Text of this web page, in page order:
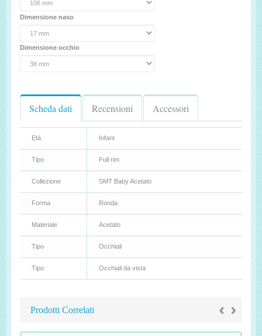
Dimensione naso
Dimensione occhio
Scheda dati Recensioni Accessori
Età Infant
Tipo Full rim
Collezione SMT Baby Acetato
Forma Ronda
Materiale Acetato
Tipo Occhiali
Tipo Occhiali da vista
Prodotti Correlati ‹ ›